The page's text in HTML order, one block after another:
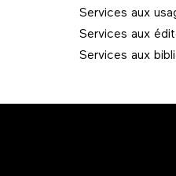
Services aux
Services aux
Services aux